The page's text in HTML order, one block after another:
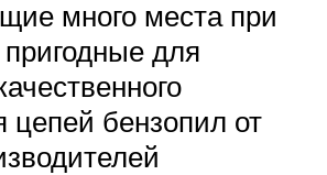
много места при
для
цепей бензопил от